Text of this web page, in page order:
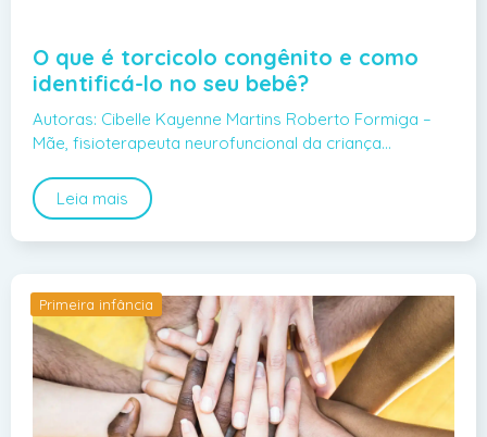
O que é torcicolo congênito e como
identificá-lo no seu bebê?
Autoras: Cibelle Kayenne Martins Roberto Formiga –
Mãe, fisioterapeuta neurofuncional da criança…
Leia mais
Primeira infância